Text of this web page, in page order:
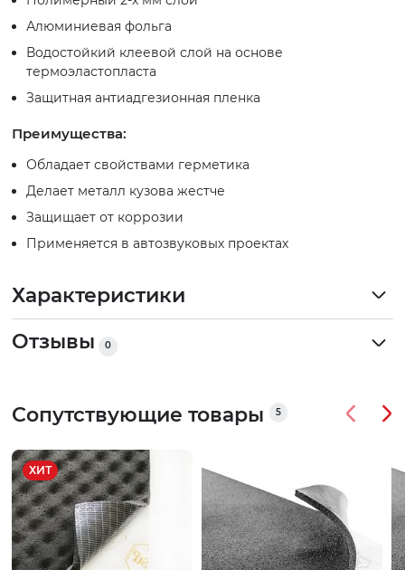
Алюминиевая фольга
Водостойкий клеевой слой на основе
термоэластопласта
Защитная антиадгезионная пленка
Преимущества:
Обладает свойствами герметика
Делает металл кузова жестче
Защищает от коррозии
Применяется в автозвуковых проектах
Характеристики
Отзывы
0
Сопутствующие товары 5
ХИТ